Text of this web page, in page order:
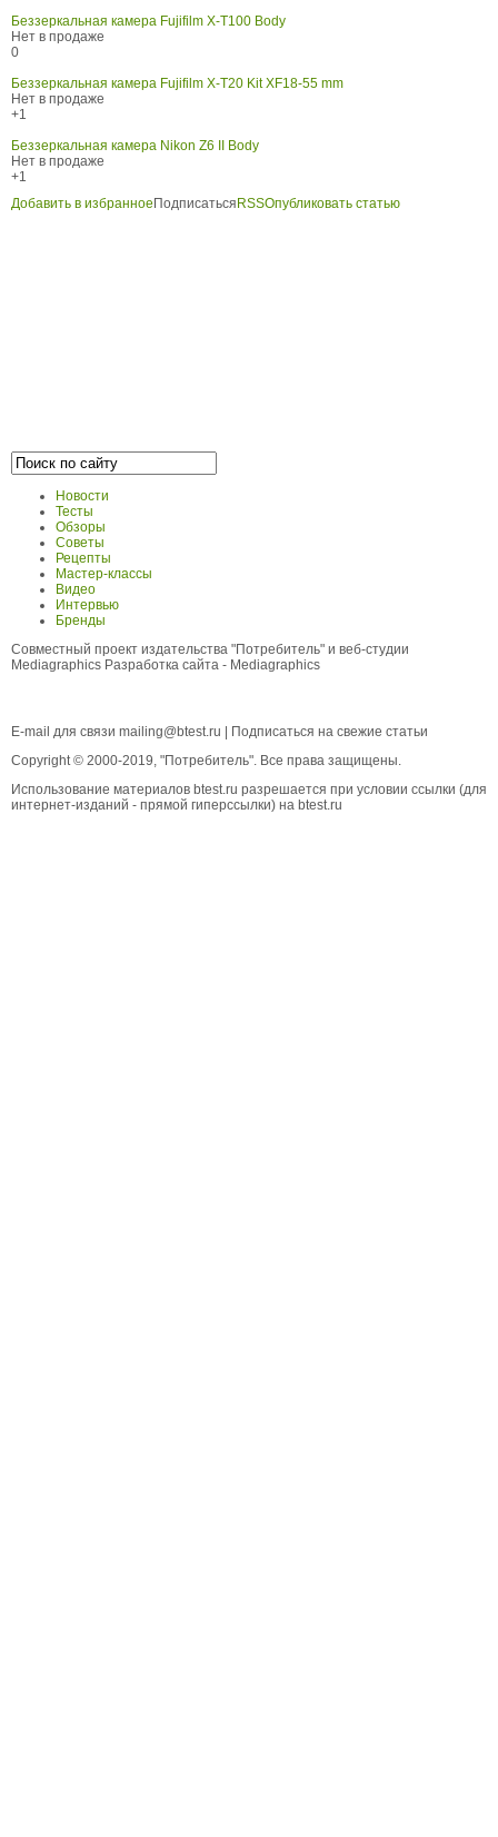
Беззеркальная камера Fujifilm X-T100 Body
Нет в продаже
0
Беззеркальная камера Fujifilm X-T20 Kit XF18-55 mm
Нет в продаже
+1
Беззеркальная камера Nikon Z6 II Body
Нет в продаже
+1
Добавить в избранное Подписаться RSSОпубликовать статью
Новости
Тесты
Обзоры
Советы
Рецепты
Мастер-классы
Видео
Интервью
Бренды
Совместный проект издательства "Потребитель" и веб-студии
Mediagraphics Разработка сайта - Mediagraphics
E-mail для связи mailing@btest.ru
Подписаться на свежие статьи
Copyright © 2000-2019, "Потребитель". Все права защищены.
Использование материалов btest.ru разрешается при условии ссылки (для
интернет-изданий - прямой гиперссылки) на btest.ru